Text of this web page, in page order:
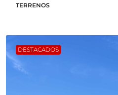
TERRENOS
DESTACADOS